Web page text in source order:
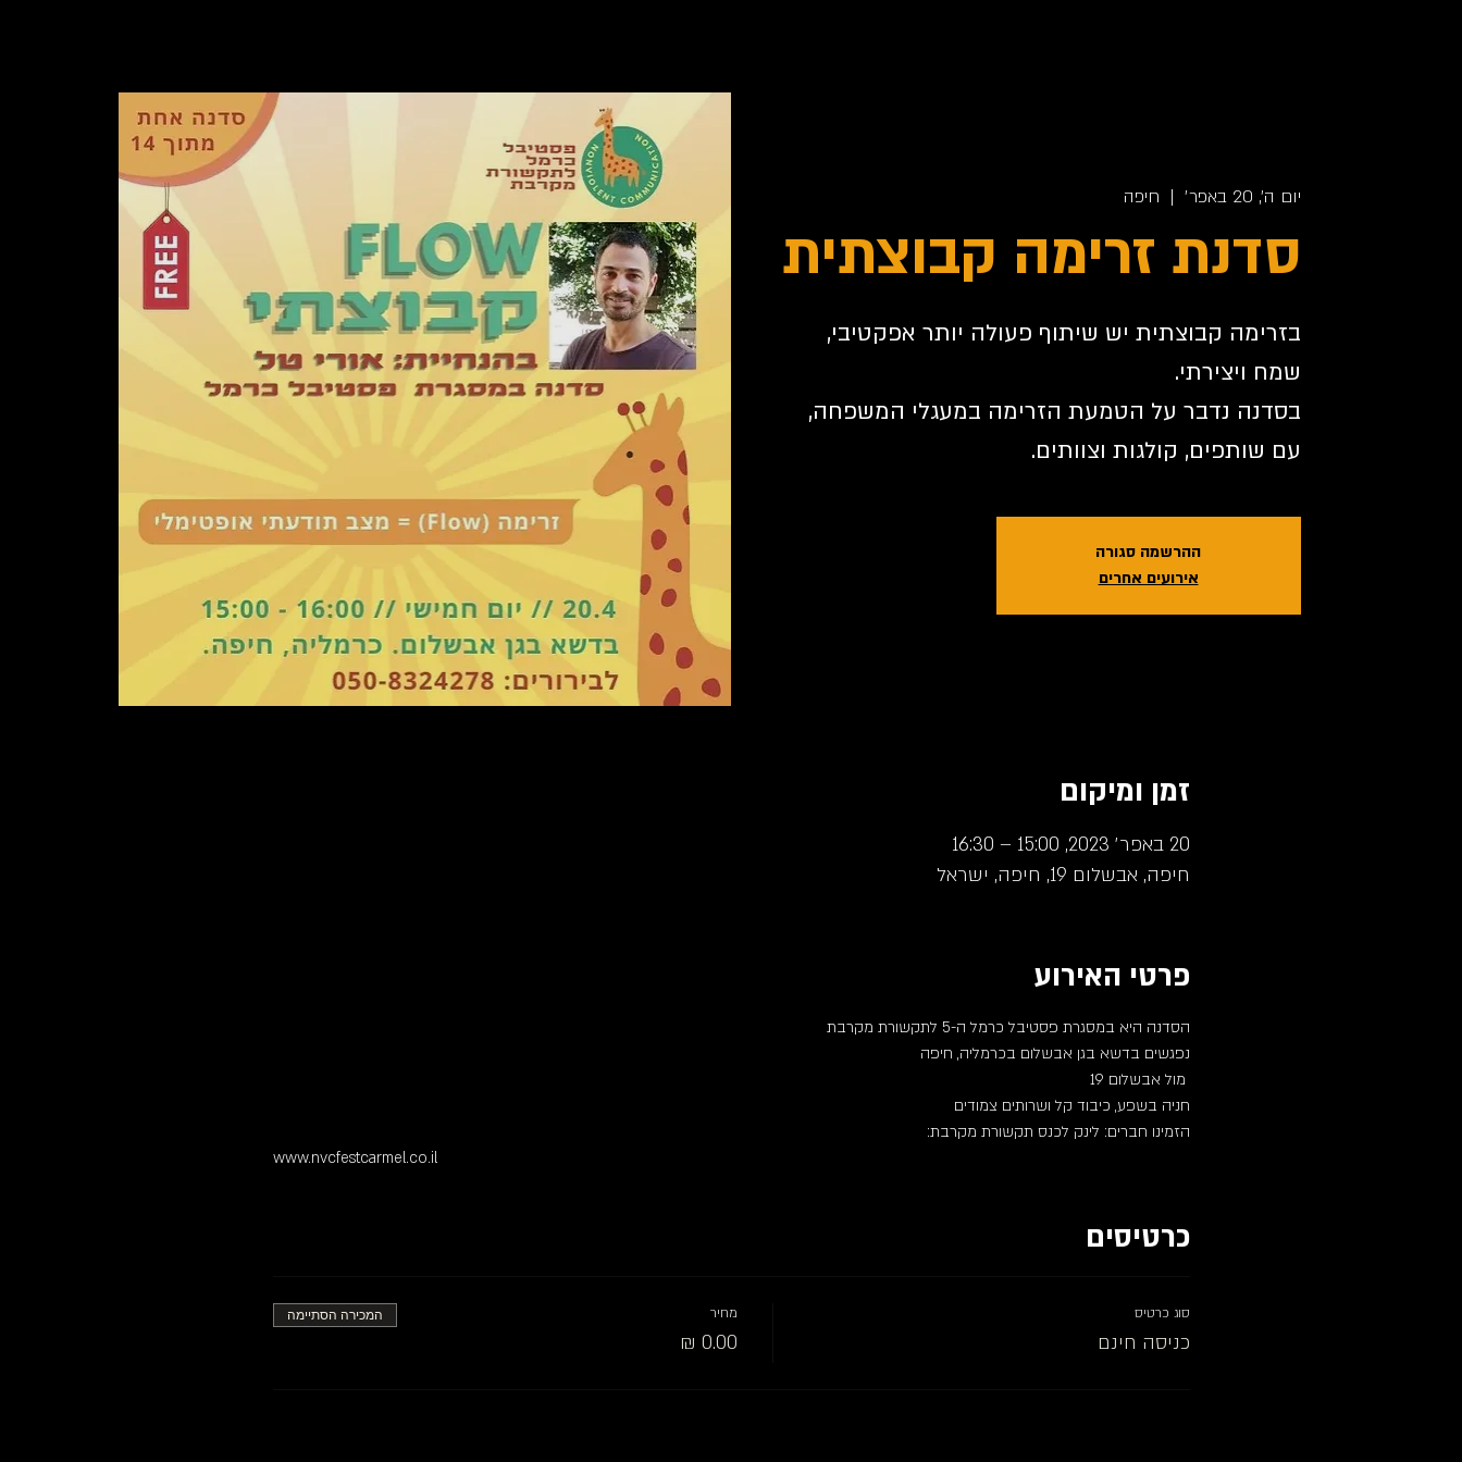
יום ה׳, 20 באפר׳
  |
חיפה
סדנת זרימה קבוצתית
בזרימה קבוצתית יש שיתוף פעולה יותר אפקטיבי,
בסדנה נדבר על הטמעת הזרימה במעגלי המשפחה,
עם שותפים, קולגות וצוותים.
ההרשמה סגורה
אירועים אחרים
זמן ומיקום
20 באפר׳ 2023, 15:00 – 16:30
חיפה, אבשלום 19, חיפה, ישראל
פרטי האירוע
הסדנה היא במסגרת פסטיבל כרמל ה-5 לתקשורת מקרבת
נפגשים בדשא בגן אבשלום בכרמליה, חיפה
מול אבשלום 19
חניה בשפע, כיבוד קל ושרותים צמודים
הזמינו חברים: לינק לכנס תקשורת מקרבת:
www.nvcfestcarmel.co.il
כרטיסים
סוג כרטיס
כניסה חינם
מחיר המכירה הסתיימה